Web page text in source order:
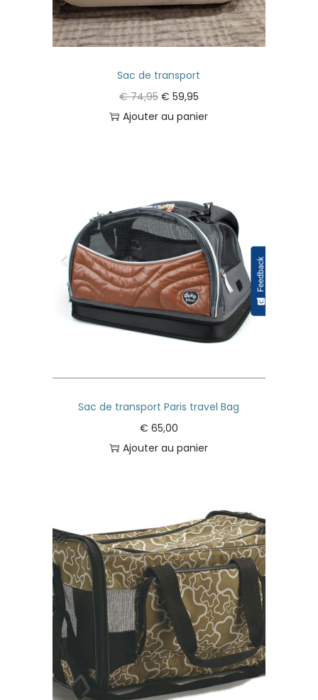
Sac de transport
€74,95 € 59,95
Ajouter au panier
Sac de transport Paris travel Bag
€ 65,00
Ajouter au panier